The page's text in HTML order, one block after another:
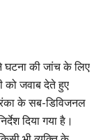
घटना की जांच के लिए
को जवाब देते हुए
रंका के सब-डिविजनल
दिया गया है।